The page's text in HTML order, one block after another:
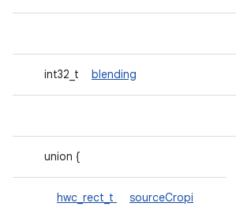
int32_t blending
union {
hwc_rect_t sourceCropi